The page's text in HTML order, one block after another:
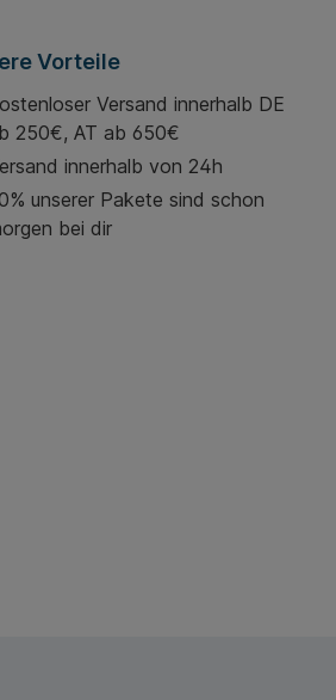
Vorteile
Versand innerhalb DE
250€, AT ab 650€
innerhalb von 24h
unserer Pakete sind schon
bei dir